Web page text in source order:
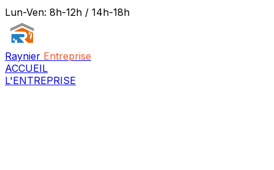
Lun-Ven: 8h-12h / 14h-18h
Raynier Entreprise
ACCUEIL
L'ENTREPRISE